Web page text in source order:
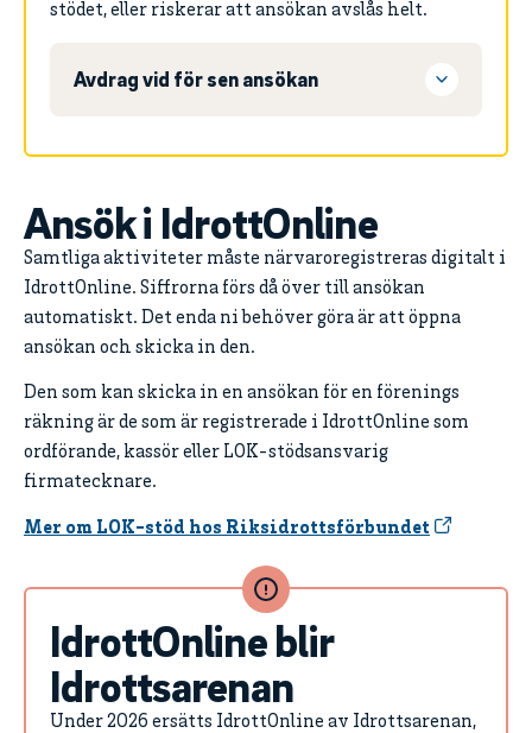
stödet, eller riskerar att ansökan avslås helt.
Avdrag vid för sen ansökan
Ansök i IdrottOnline
Samtliga aktiviteter måste närvaroregistreras digitalt i
IdrottOnline. Siffrorna förs då över till ansökan
automatiskt. Det enda ni behöver göra är att öppna
ansökan och skicka in den.
Den som kan skicka in en ansökan för en förenings
räkning är de som är registrerade i IdrottOnline som
ordförande, kassör eller LOK-stödsansvarig
firmatecknare.
Mer om LOK-stöd hos Riksidrottsförbundet
IdrottOnline blir
Idrottsarenan
Under 2026 ersätts IdrottOnline av Idrottsarenan,